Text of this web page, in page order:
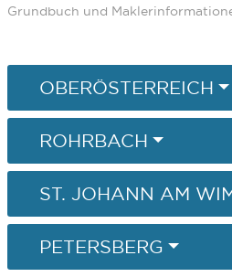
Grundbuch und
OBERÖSTERREICH
ROHRBACH
ST. JOHANN AM
PETERSBERG